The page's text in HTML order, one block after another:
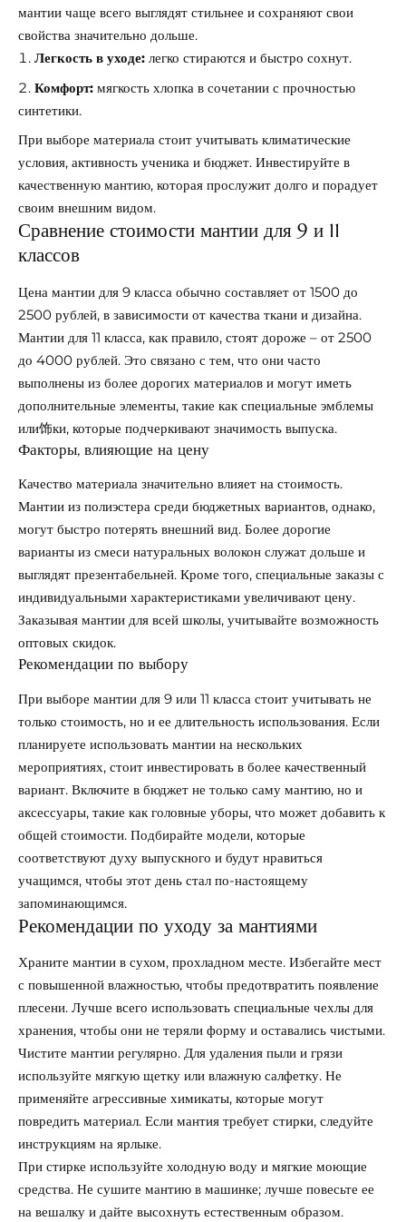
мантии чаще всего выглядят стильнее и сохраняют свои
свойства значительно дольше.
Легкость в уходе: легко стираются и быстро сохнут.
Комфорт: мягкость хлопка в сочетании с прочностью
синтетики.
При выборе материала стоит учитывать климатические
условия, активность ученика и бюджет. Инвестируйте в
качественную мантию, которая прослужит долго и порадует
своим внешним видом.
Сравнение стоимости мантии для 9 и 11
классов
Цена мантии для 9 класса обычно составляет от 1500 до
2500 рублей, в зависимости от качества ткани и дизайна.
Мантии для 11 класса, как правило, стоят дороже – от 2500
до 4000 рублей. Это связано с тем, что они часто
выполнены из более дорогих материалов и могут иметь
дополнительные элементы, такие как специальные эмблемы
или饰ки, которые подчеркивают значимость выпуска.
Факторы, влияющие на цену
Качество материала значительно влияет на стоимость.
Мантии из полиэстера среди бюджетных вариантов, однако,
могут быстро потерять внешний вид. Более дорогие
варианты из смеси натуральных волокон служат дольше и
выглядят презентабельней. Кроме того, специальные заказы с
индивидуальными характеристиками увеличивают цену.
Заказывая мантии для всей школы, учитывайте возможность
оптовых скидок.
Рекомендации по выбору
При выборе мантии для 9 или 11 класса стоит учитывать не
только стоимость, но и ее длительность использования. Если
планируете использовать мантии на нескольких
мероприятиях, стоит инвестировать в более качественный
вариант. Включите в бюджет не только саму мантию, но и
аксессуары, такие как головные уборы, что может добавить к
общей стоимости. Подбирайте модели, которые
соответствуют духу выпускного и будут нравиться
учащимся, чтобы этот день стал по-настоящему
запоминающимся.
Рекомендации по уходу за мантиями
Храните мантии в сухом, прохладном месте. Избегайте мест
с повышенной влажностью, чтобы предотвратить появление
плесени. Лучше всего использовать специальные чехлы для
хранения, чтобы они не теряли форму и оставались чистыми.
Чистите мантии регулярно. Для удаления пыли и грязи
используйте мягкую щетку или влажную салфетку. Не
применяйте агрессивные химикаты, которые могут
повредить материал. Если мантия требует стирки, следуйте
инструкциям на ярлыке.
При стирке используйте холодную воду и мягкие моющие
средства. Не сушите мантию в машинке; лучше повесьте ее
на вешалку и дайте высохнуть естественным образом.